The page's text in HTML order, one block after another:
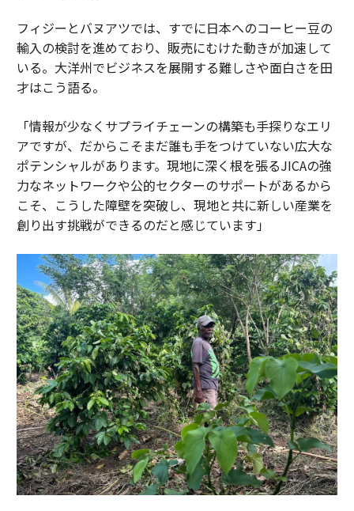
フィジーとバヌアツでは、すでに日本へのコーヒー豆の
輸入の検討を進めており、販売にむけた動きが加速して
いる。大洋州でビジネスを展開する難しさや面白さを田
才はこう語る。
「情報が少なくサプライチェーンの構築も手探りなエリ
アですが、だからこそまだ誰も手をつけていない広大な
ポテンシャルがあります。現地に深く根を張るJICAの強
力なネットワークや公的セクターのサポートがあるから
こそ、こうした障壁を突破し、現地と共に新しい産業を
創り出す挑戦ができるのだと感じています」